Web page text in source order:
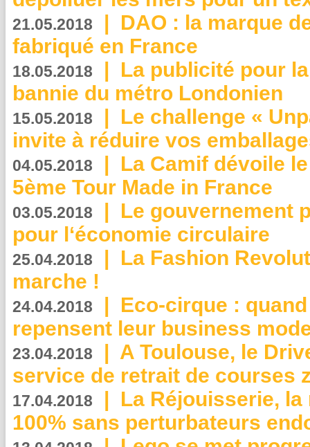
21.05.2018 | DAO : la marque
fabriqué en France
18.05.2018 | La publicité pour
bannie du métro Londonien
15.05.2018 | Le challenge «
invite à réduire vos
04.05.2018 | La Camif dévoile
5ème Tour Made in France
03.05.2018 | Le gouvernement
pour l‘économie circulaire
25.04.2018 | La Fashion
marche !
24.04.2018 | Eco-cirque :
repensent leur business
23.04.2018 | A Toulouse, le
service de retrait de courses
17.04.2018 | La Réjouisserie,
100% sans perturbateurs